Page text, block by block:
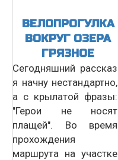
ВЕЛОПРОГУЛКА
ВОКРУГ ОЗЕРА
ГРЯЗНОЕ
Сегодняшний рассказ
я начну нестандартно,
а с крылатой фразы:
"Герои не носят
плащей". Во время
прохождения
маршрута на участке